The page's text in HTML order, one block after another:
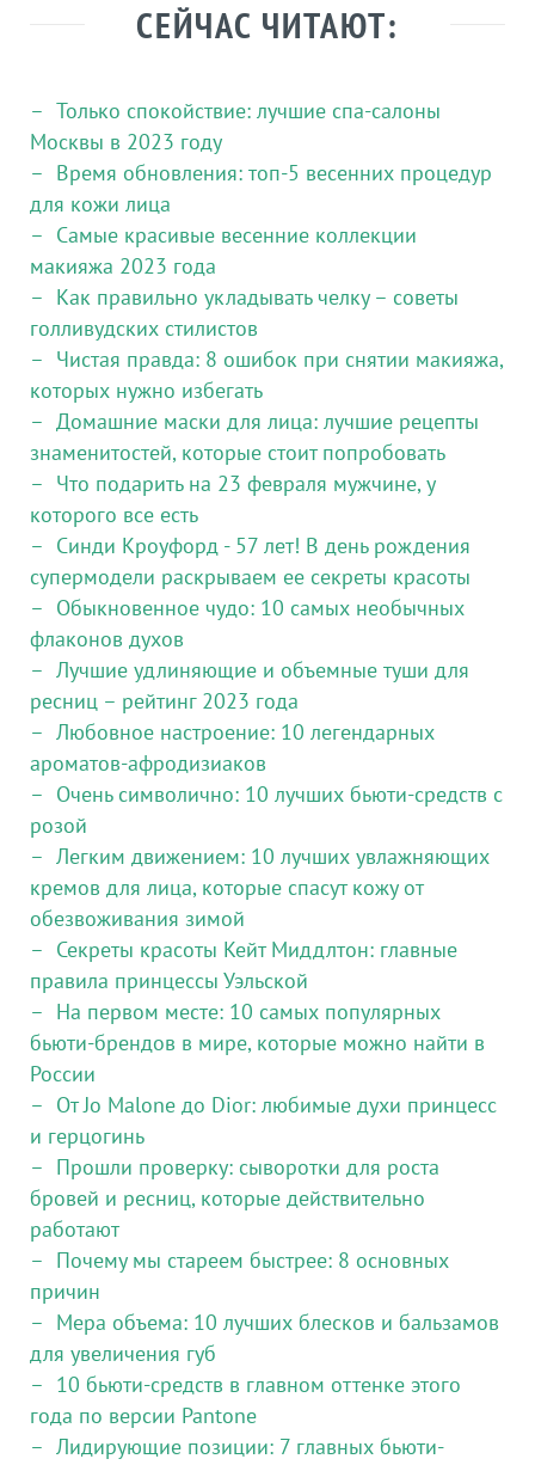
СЕЙЧАС ЧИТАЮТ:
Только спокойствие: лучшие спа-салоны
Москвы в 2023 году
Время обновления: топ-5 весенних процедур
для кожи лица
Самые красивые весенние коллекции
макияжа 2023 года
Как правильно укладывать челку – советы
голливудских стилистов
Чистая правда: 8 ошибок при снятии макияжа,
которых нужно избегать
Домашние маски для лица: лучшие рецепты
знаменитостей, которые стоит попробовать
Что подарить на 23 февраля мужчине, у
которого все есть
Синди Кроуфорд - 57 лет! В день рождения
супермодели раскрываем ее секреты красоты
Обыкновенное чудо: 10 самых необычных
флаконов духов
Лучшие удлиняющие и объемные туши для
ресниц – рейтинг 2023 года
Любовное настроение: 10 легендарных
ароматов-афродизиаков
Очень символично: 10 лучших бьюти-средств с
розой
Легким движением: 10 лучших увлажняющих
кремов для лица, которые спасут кожу от
обезвоживания зимой
Секреты красоты Кейт Миддлтон: главные
правила принцессы Уэльской
На первом месте: 10 самых популярных
бьюти-брендов в мире, которые можно найти в
России
От ​​Jo Malone до Dior: любимые духи принцесс
и герцогинь
Прошли проверку: сыворотки для роста
бровей и ресниц, которые действительно
работают
Почему мы стареем быстрее: 8 основных
причин
Мера объема: 10 лучших блесков и бальзамов
для увеличения губ
10 бьюти-средств в главном оттенке этого
года по версии Pantone
Лидирующие позиции: 7 главных бьюти-